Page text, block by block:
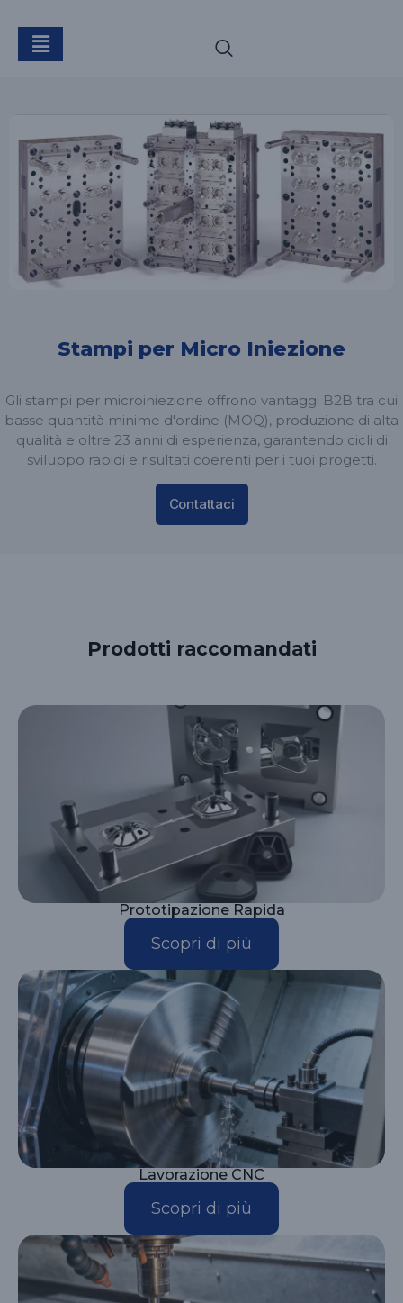
Stampi per Micro Iniezione
Gli stampi per microiniezione offrono vantaggi B2B tra cui
basse quantità minime d'ordine (MOQ), produzione di alta
qualità e oltre 23 anni di esperienza, garantendo cicli di
sviluppo rapidi e risultati coerenti per i tuoi progetti.
Contattaci
Prodotti raccomandati
Prototipazione Rapida
Scopri di più
Lavorazione CNC
Scopri di più